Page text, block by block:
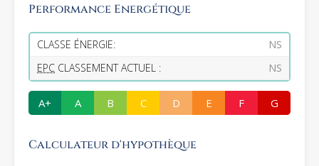
Performance Energétique
CLASSE ÉNERGIE:
NS
EPC CLASSEMENT ACTUEL : NS
A+ A B C D E F G
Calculateur d'hypothèque